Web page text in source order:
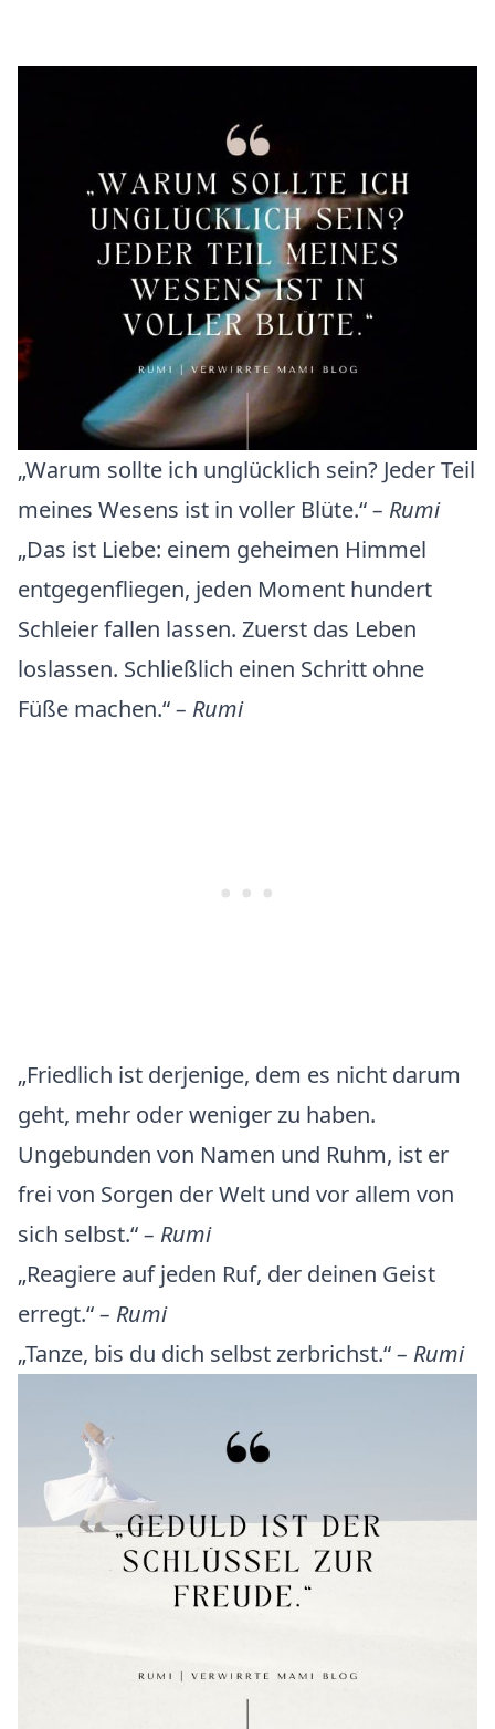
„Warum sollte ich unglücklich sein? Jeder Teil
meines Wesens ist in voller Blüte.“– Rumi
„Das ist Liebe: einem geheimen Himmel
entgegenfliegen, jeden Moment hundert
Schleier fallen lassen. Zuerst das Leben
loslassen. Schließlich einen Schritt ohne
Füße machen.“– Rumi
„Friedlich ist derjenige, dem es nicht darum
geht, mehr oder weniger zu haben.
Ungebunden von Namen und Ruhm, ist er
frei von Sorgen der Welt und vor allem von
sich selbst.“– Rumi
„Reagiere auf jeden Ruf, der deinen Geist
erregt.“– Rumi
„Tanze, bis du dich selbst zerbrichst.“– Rumi